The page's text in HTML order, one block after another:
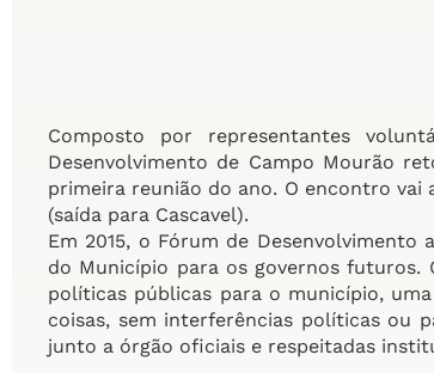
Composto por representantes
Desenvolvimento de Campo Mourão
primeira reunião do ano. O encontro vai
(saída para Cascavel).
Em 2015, o Fórum de
do Município para os governos futuros.
políticas públicas para o município,
coisas, sem interferências políticas ou
junto a órgão oficiais e respeitadas